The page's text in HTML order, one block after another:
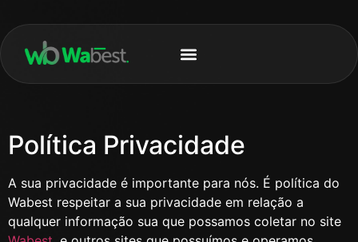
Política Privacidade
A sua privacidade é importante para nós. É política do
Wabest respeitar a sua privacidade em relação a
qualquer informação sua que possamos coletar no site